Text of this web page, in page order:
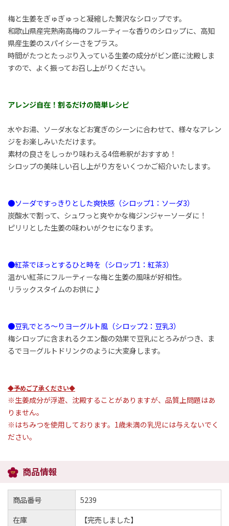
商品番号 5239
在庫
【完売しました】
梅と生姜をぎゅぎゅっと凝縮した贅沢なシロップです。
和歌山県産完熟南高梅のフルーティーな香りのシロップに、高知
県産生姜のスパイシーさをプラス。
時間がたつとたっぷり入っている生姜の成分がビン底に沈殿しま
すので、よく振ってお召し上がりください。
アレンジ自在！割るだけの簡単レシピ
水やお湯、ソーダ水などお寛ぎのシーンに合わせて、様々なアレン
ジをお楽しみいただけます。
素材の良さをしっかり味わえる4倍希釈がおすすめ！
シロップの美味しい召し上がり方をいくつかご紹介いたします。
●ソーダですっきりとした爽快感（シロップ1：ソーダ3）
炭酸水で割って、シュワっと爽やかな梅ジンジャーソーダに！
ピリリとした生姜の味わいがクセになります。
●紅茶でほっとするひと時を（シロップ1：紅茶3）
温かい紅茶にフルーティーな梅と生姜の風味が好相性。
リラックスタイムのお供に♪
●豆乳でとろ～りヨーグルト風（シロップ2：豆乳3）
梅シロップに含まれるクエン酸の効果で豆乳にとろみがつき、ま
るでヨーグルトドリンクのように大変身します。
◆予めご了承ください◆
※生姜成分が浮遊、沈殿することがありますが、品質上問題はあ
りません。
※はちみつを使用しております。1歳未満の乳児には与えないでく
ださい。
商品情報